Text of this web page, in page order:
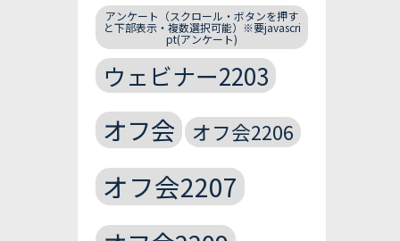
アンケート（スクロール・ボタンを押す
と下部表示・複数選択可能）※要javascri
pt(アンケート)
ウェビナー2203
オフ会 オフ会2206
オフ会2207